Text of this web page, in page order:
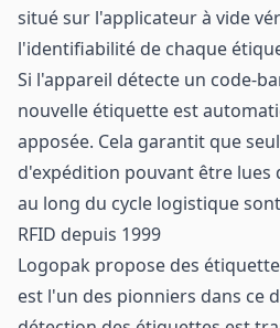
situé sur l'applicateur à vide
l'identifiabilité de chaque
Si l'appareil détecte un code-
nouvelle étiquette est
apposée. Cela garantit que
d'expédition pouvant être
au long du cycle logistique
RFID depuis 1999
Logopak propose des
est l'un des pionniers dans ce